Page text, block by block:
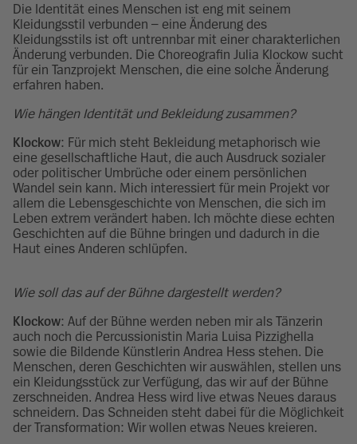
Die Identität eines Menschen ist eng mit seinem
Kleidungsstil verbunden – eine Änderung des
Kleidungsstils ist oft untrennbar mit einer charakterlichen
Änderung verbunden. Die Choreografin Julia Klockow sucht
für ein Tanzprojekt Menschen, die eine solche Änderung
erfahren haben.
Wie hängen Identität und Bekleidung zusammen?
Klockow: Für mich steht Bekleidung metaphorisch wie
eine gesellschaftliche Haut, die auch Ausdruck sozialer
oder politischer Umbrüche oder einem persönlichen
Wandel sein kann. Mich interessiert für mein Projekt vor
allem die Lebensgeschichte von Menschen, die sich im
Leben extrem verändert haben. Ich möchte diese echten
Geschichten auf die Bühne bringen und dadurch in die
Haut eines Anderen schlüpfen.
Wie soll das auf der Bühne dargestellt werden?
Klockow: Auf der Bühne werden neben mir als Tänzerin
auch noch die Percussionistin Maria Luisa Pizzighella
sowie die Bildende Künstlerin Andrea Hess stehen. Die
Menschen, deren Geschichten wir auswählen, stellen uns
ein Kleidungsstück zur Verfügung, das wir auf der Bühne
zerschneiden. Andrea Hess wird live etwas Neues daraus
schneidern. Das Schneiden steht dabei für die Möglichkeit
der Transformation: Wir wollen etwas Neues kreieren.